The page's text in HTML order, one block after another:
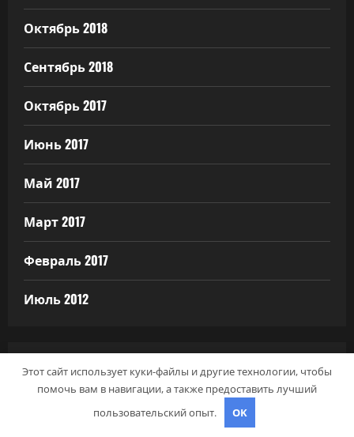
Октябрь 2018
Сентябрь 2018
Октябрь 2017
Июнь 2017
Май 2017
Март 2017
Февраль 2017
Июль 2012
РУБРИКИ
Этот сайт использует куки-файлы и другие технологии, чтобы
помочь вам в навигации, а также предоставить лучший
пользовательский опыт.
OK